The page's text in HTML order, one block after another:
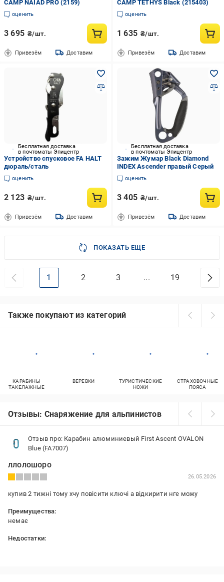
CAMP NAIAD PRO (2159)
оценить
3 695 ₴/шт.
Привезём Доставим
CAMP TETHYS Black (215403)
оценить
1 635 ₴/шт.
Привезём Доставим
Бесплатная доставка
в почтоматы Эпицентр
Устройство спусковое FA HALT
дюраль/сталь
оценить
2 123 ₴/шт.
Привезём Доставим
Бесплатная доставка
в почтоматы Эпицентр
Зажим Жумар Black Diamond
INDEX Ascender правый Серый
оценить
3 405 ₴/шт.
Привезём Доставим
ПОКАЗАТЬ ЕЩЕ
1 2 3 ... 19
Также покупают из категорий
КАРАБИНЫ
ТАКЕЛАЖНЫЕ
ВЕРЕВКИ
ТУРИСТИЧЕСКИЕ
НОЖИ
СТРАХОВОЧНЫЕ
ПОЯСА
Отзывы: Снаряжение для альпинистов
Отзыв про: Карабин алюминиевый First Ascent OVALON
Blue (FA7007)
ллолошоро
26.05.2026
купив 2 тижні тому хчу повісити ключі а відкирити нге можу
Преимущества:
немає
Недостатки: